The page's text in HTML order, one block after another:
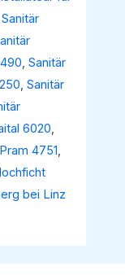
Sanitär
,Sanitär
,Sanitär
6020,
4751,
bei Linz